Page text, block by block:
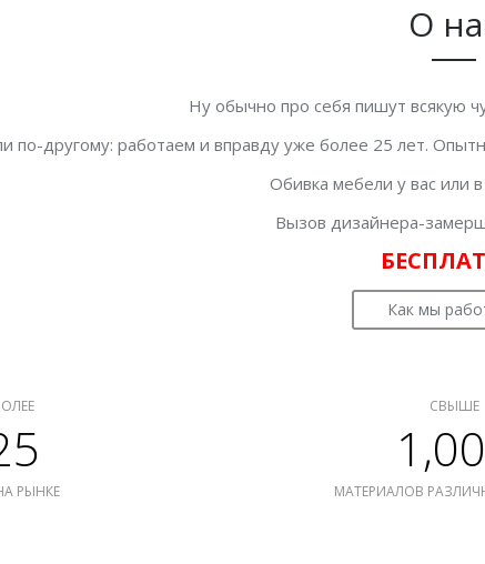
О
Ну обычно про себя пишут всякую
по-другому: работаем и вправду уже более 25 лет.
Обивка мебели у вас или
Вызов дизайнера-
Как мы
РЫНКЕ
СВЫШЕ
МАТЕРИАЛОВ